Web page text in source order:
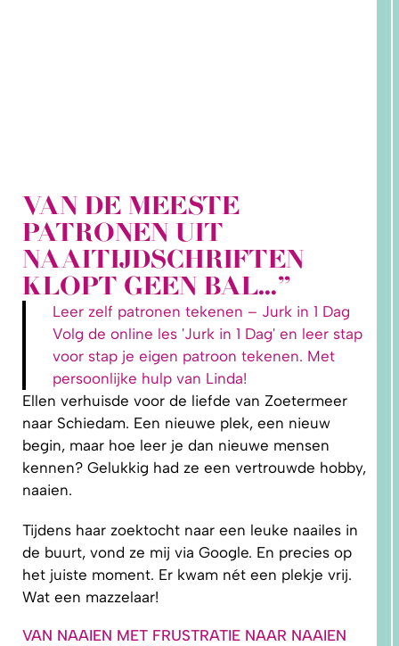
VAN DE MEESTE
PATRONEN UIT
NAAITIJDSCHRIFTEN
KLOPT GEEN BAL…”
Leer zelf patronen tekenen – Jurk in 1 Dag
Volg de online les 'Jurk in 1 Dag' en leer stap
voor stap je eigen patroon tekenen. Met
persoonlijke hulp van Linda!
Ellen verhuisde voor de liefde van Zoetermeer
naar Schiedam. Een nieuwe plek, een nieuw
begin, maar hoe leer je dan nieuwe mensen
kennen? Gelukkig had ze een vertrouwde hobby,
naaien.
Tijdens haar zoektocht naar een leuke naailes in
de buurt, vond ze mij via Google. En precies op
het juiste moment. Er kwam nét een plekje vrij.
Wat een mazzelaar!
VAN NAAIEN MET FRUSTRATIE NAAR NAAIEN
JOU!
5.
PRAKTISCHE